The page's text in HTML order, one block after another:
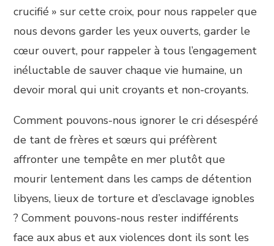
crucifié » sur cette croix, pour nous rappeler que
nous devons garder les yeux ouverts, garder le
cœur ouvert, pour rappeler à tous l’engagement
inéluctable de sauver chaque vie humaine, un
devoir moral qui unit croyants et non-croyants.
Comment pouvons-nous ignorer le cri désespéré
de tant de frères et sœurs qui préfèrent
affronter une tempête en mer plutôt que
mourir lentement dans les camps de détention
libyens, lieux de torture et d’esclavage ignobles
? Comment pouvons-nous rester indifférents
face aux abus et aux violences dont ils sont les